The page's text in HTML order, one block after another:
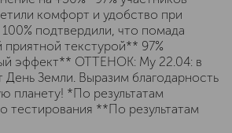
комфорт и удобство при
подтвердили, что помада
приятной текстурой** 97%
эффект** ОТТЕНОК: My 22.04: в
День Земли. Выразим благодарность
планету! *По результатам
тестирования **По результатам